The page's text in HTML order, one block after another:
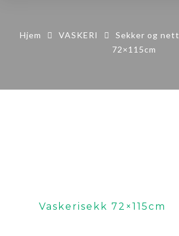
Hjem VASKERI Sekker og nett
72×115cm
Vaskerisekk 72×115cm